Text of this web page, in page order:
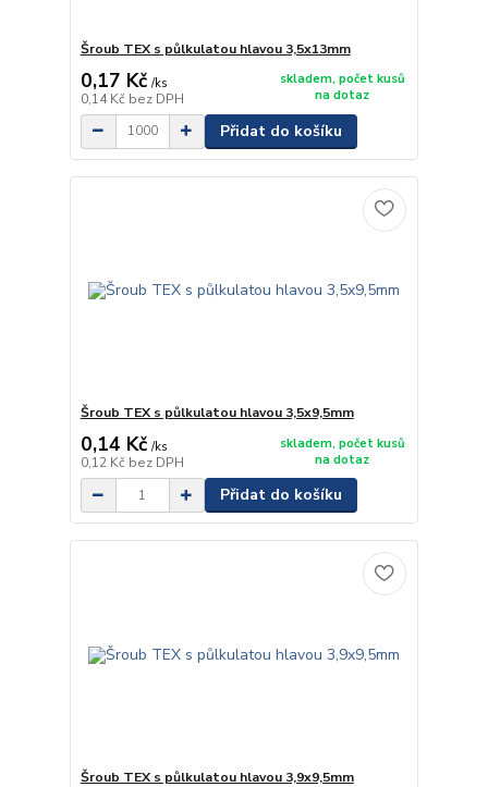
Šroub TEX s půlkulatou hlavou 3,5x13mm
0,17 Kč /ks
0,14 Kč bez DPH
skladem, počet kusů
na dotaz
Přidat do košíku
Šroub TEX s půlkulatou hlavou 3,5x9,5mm
0,14 Kč /ks
0,12 Kč bez DPH
skladem, počet kusů
na dotaz
Přidat do košíku
Šroub TEX s půlkulatou hlavou 3,9x9,5mm